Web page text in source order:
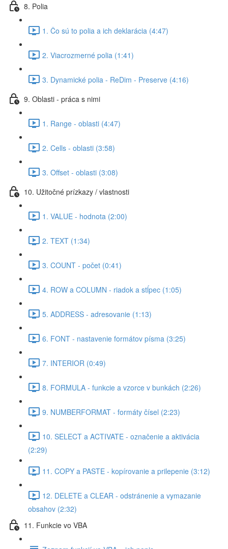
8. Polia
1. Čo sú to polia a ich deklarácia (4:47)
2. Viacrozmerné polia (1:41)
3. Dynamické polia - ReDim - Preserve (4:16)
9. Oblasti - práca s nimi
1. Range - oblasti (4:47)
2. Cells - oblasti (3:58)
3. Offset - oblasti (3:08)
10. Užitočné prízkazy / vlastnosti
1. VALUE - hodnota (2:00)
2. TEXT (1:34)
3. COUNT - počet (0:41)
4. ROW a COLUMN - riadok a stĺpec (1:05)
5. ADDRESS - adresovanie (1:13)
6. FONT - nastavenie formátov písma (3:25)
7. INTERIOR (0:49)
8. FORMULA - funkcie a vzorce v bunkách (2:26)
9. NUMBERFORMAT - formáty čísel (2:23)
10. SELECT a ACTIVATE - označenie a aktivácia
(2:29)
11. COPY a PASTE - kopírovanie a prilepenie (3:12)
12. DELETE a CLEAR - odstránenie a vymazanie
obsahov (2:32)
11. Funkcie vo VBA